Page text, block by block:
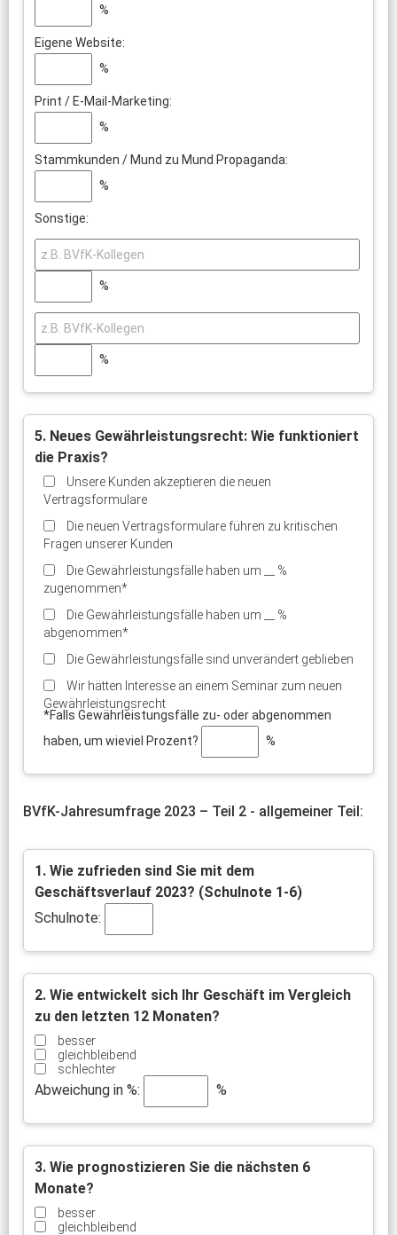
%
Eigene Website:
%
Print / E-Mail-Marketing:
%
Stammkunden / Mund zu Mund Propaganda:
%
Sonstige:
%
%
5. Neues Gewährleistungsrecht: Wie funktioniert
die Praxis?
Unsere Kunden akzeptieren die neuen
Vertragsformulare
Die neuen Vertragsformulare führen zu kritischen
Fragen unserer Kunden
Die Gewährleistungsfälle haben um __ %
zugenommen*
Die Gewährleistungsfälle haben um __ %
abgenommen*
Die Gewährleistungsfälle sind unverändert geblieben
Wir hätten Interesse an einem Seminar zum neuen
Gewährleistungsrecht
*Falls Gewährleistungsfälle zu- oder abgenommen
haben, um wieviel Prozent?
%
BVfK-Jahresumfrage 2023 – Teil 2 - allgemeiner Teil:
1. Wie zufrieden sind Sie mit dem
Geschäftsverlauf 2023? (Schulnote 1-6)
Schulnote:
2. Wie entwickelt sich Ihr Geschäft im Vergleich
zu den letzten 12 Monaten?
besser
gleichbleibend
schlechter
Abweichung in %: %
3. Wie prognostizieren Sie die nächsten 6
Monate?
besser
gleichbleibend